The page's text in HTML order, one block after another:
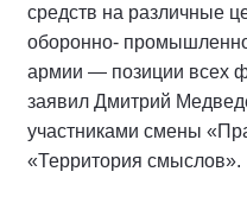
средств на различные
оборонно-
армии — позиции всех
заявил Дмитрий
участниками смены
«Территория смыслов».